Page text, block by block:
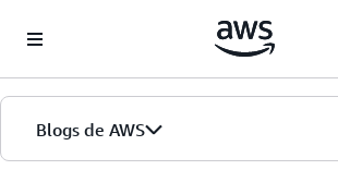
Blogs de AWS